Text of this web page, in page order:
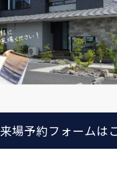
来場予約フォームは